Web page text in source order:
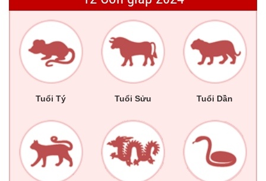
Tuổi Tý Tuổi Sửu Tuổi Dần